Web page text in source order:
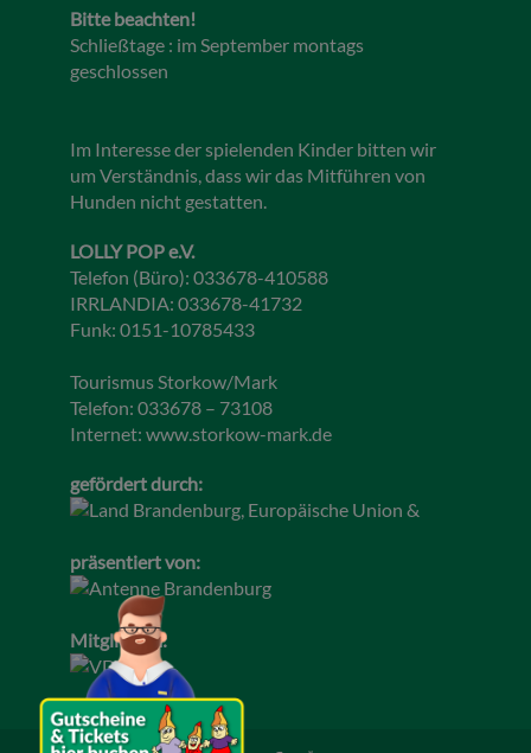
Bitte beachten!
Schließtage : im September montags
geschlossen
Im Interesse der spielenden Kinder bitten wir
um Verständnis, dass wir das Mitführen von
Hunden nicht gestatten.
LOLLY POP e.V.
Telefon (Büro): 033678-410588
IRRLANDIA: 033678-41732
Funk: 0151-10785433
Tourismus Storkow/Mark
Telefon: 033678 – 73108
Internet: www.storkow-mark.de
gefördert durch:
präsentiert von:
Mitglied im: